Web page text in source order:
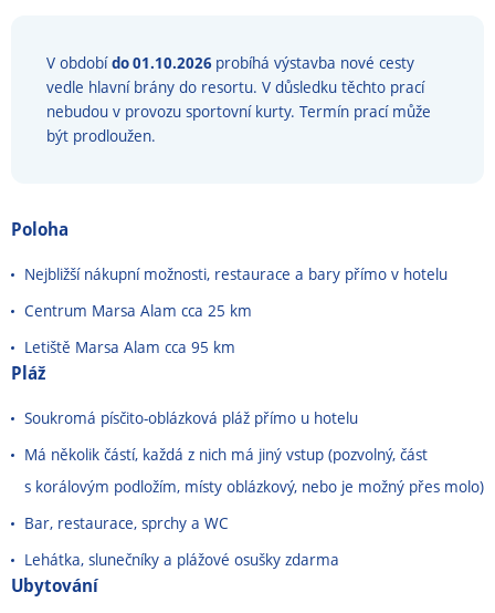
V obdobído 01.10.2026 probíhá výstavba nové cesty
vedle hlavní brány do resortu. V důsledku těchto prací
nebudou v provozu sportovní kurty. Termín prací může
být prodloužen.
Poloha
Nejbližší nákupní možnosti, restaurace a bary přímo v hotelu
Centrum Marsa Alam cca 25 km
Letiště Marsa Alam cca 95 km
Pláž
Soukromá písčito-oblázková pláž přímo u hotelu
Má několik částí, každá z nich má jiný vstup (pozvolný, část
s korálovým podložím, místy oblázkový, nebo je možný přes molo)
Bar, restaurace, sprchy a WC
Lehátka, slunečníky a plážové osušky zdarma
Ubytování